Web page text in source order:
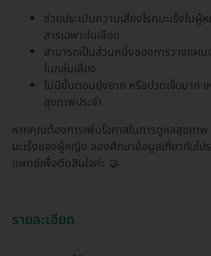
ช่วยประเมินความเสี่ยงโรคมะเร็งใน
สารเฉพาะในเลือด
สามารถเป็นส่วนหนึ่งของการวางแผน
ในกลุ่มเสี่ยง
ไม่มีขั้นตอนยุ่งยาก หรือปวดเจ็บมาก
สุขภาพประจำ
หากคุณต้องการเพิ่มโอกาสในการดูแลสุขภาพ
มะเร็งของผู้หญิง ลองศึกษาข้อมูลเกี่ยวกับโป
แพทย์เพื่อตัดสินใจค่ะ 🤝
รายละเอียด